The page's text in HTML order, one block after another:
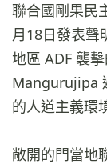
聯合國剛果民
月18日發表聲
地區 ADF 襲
Mangurujipa
的人道主義環
敞開的門當地